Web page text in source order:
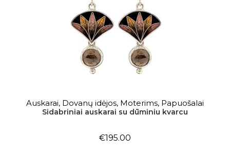
Į KREPŠELĮ
Auskarai, Dovanų idėjos, Moterims, Papuošalai
Sidabriniai auskarai su dūminiu kvarcu
€195.00